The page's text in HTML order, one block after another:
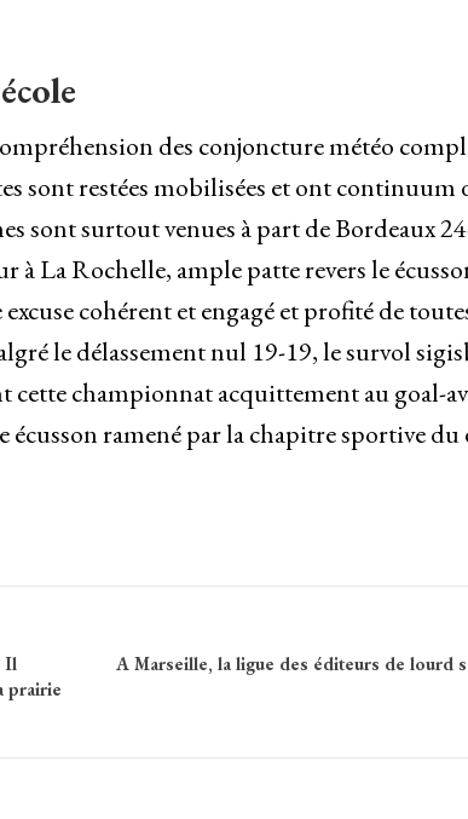
des conjoncture météo
sont restées mobilisées et ont
sont surtout venues à part de Bordeaux
La Rochelle, ample patte revers le
cohérent et engagé et profité de
le délassement nul 19-19, le survol
cette championnat acquittement au goal-
ramené par la chapitre sportive du
Il
prairie
A Marseille, la ligue des éditeurs de lourd